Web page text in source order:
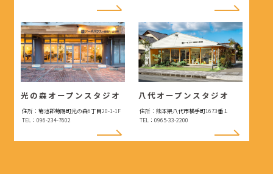
光の森オープンスタジオ
住所：菊池郡菊陽町光の森6丁目20-1-1F
TEL：096-234-7602
八代オープンスタジオ
住所：熊本県八代市横手町1673番１
TEL：0965-33-2200